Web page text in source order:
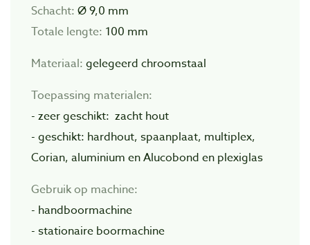
Schacht: Ø 9,0 mm
Totale lengte: 100 mm
Materiaal: gelegeerd chroomstaal
Toepassing materialen:
- zeer geschikt: zacht hout
- geschikt: hardhout, spaanplaat, multiplex,
Corian, aluminium en Alucobond en plexiglas
Gebruik op machine:
- handboormachine
- stationaire boormachine